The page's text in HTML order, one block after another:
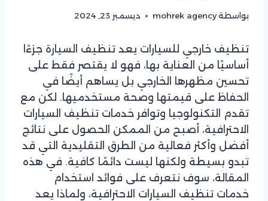
بواسطةmohrek agency ديسمبر 23, 2024
تنظيف خارجي للسيارات يعد تنظيف السيارة جزءًا
أساسيًا من العناية بها، فهو لا يقتصر فقط على
تحسين مظهرها الخارجي بل يساهم أيضًا في
الحفاظ على قيمتها وصحة مستخدميها. لكن مع
تقدم التكنولوجيا وتوافر خدمات تنظيف السيارات
الاحترافية، أصبح من الممكن الحصول على نتائج
أفضل وأكثر فعالية من الطرق التقليدية التي قد
تبدو بسيطة ولكنها ليست دائمًا كافية. في هذه
المقالة، سوف نتعرف على فوائد استخدام
خدمات تنظيف السيارات الاحترافية، ولماذا يعد